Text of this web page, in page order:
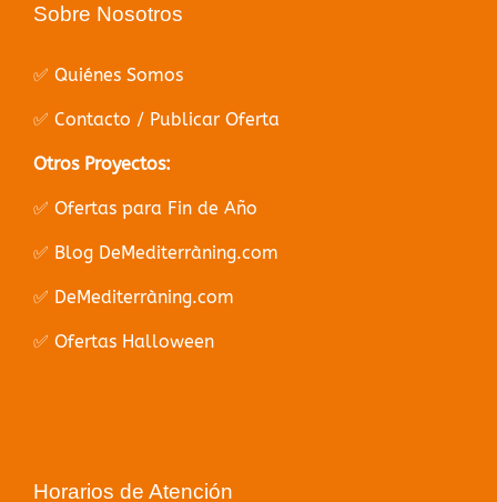
Sobre Nosotros
✅ Quiénes Somos
✅ Contacto / Publicar Oferta
Otros Proyectos:
✅ Ofertas para Fin de Año
✅ Blog DeMediterràning.com
✅ DeMediterràning.com
✅ Ofertas Halloween
Horarios de Atención